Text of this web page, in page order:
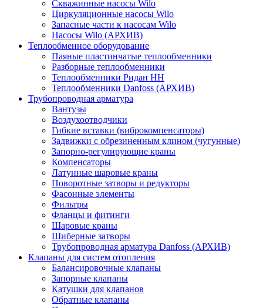
Скважинные насосы Wilo
Циркуляционные насосы Wilo
Запасные части к насосам Wilo
Насосы Wilo (АРХИВ)
Теплообменное оборудование
Паяные пластинчатые теплообменники
Разборные теплообменники
Теплообменники Ридан НН
Теплообменники Danfoss (АРХИВ)
Трубопроводная арматура
Вантузы
Воздухоотводчики
Гибкие вставки (виброкомпенсаторы)
Задвижки с обрезиненным клином (чугунные)
Запорно-регулирующие краны
Компенсаторы
Латунные шаровые краны
Поворотные затворы и редукторы
Фасонные элементы
Фильтры
Фланцы и фитинги
Шаровые краны
Шиберные затворы
Трубопроводная арматура Danfoss (АРХИВ)
Клапаны для систем отопления
Балансировочные клапаны
Запорные клапаны
Катушки для клапанов
Обратные клапаны